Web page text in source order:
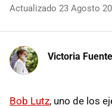
Actualizado 23 Agosto
Victoria
Bob Lutz, uno de los